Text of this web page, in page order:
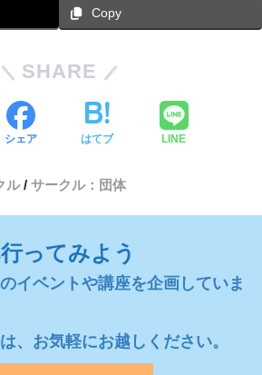
Copy
SHARE
シェア はてブ LINE
ル サークル：団体
ってみよう
イベントや講座を企画していま
、お気軽にお越しください。